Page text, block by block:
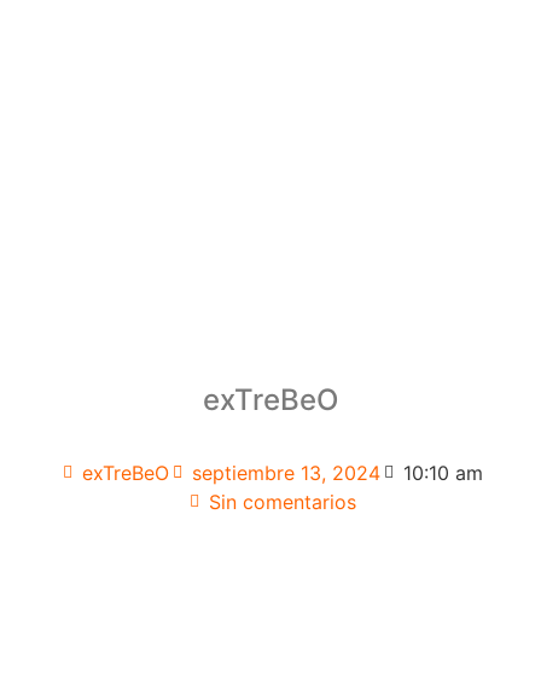
exTreBeO
exTreBeO septiembre 13, 2024
10:10 am
Sin comentarios